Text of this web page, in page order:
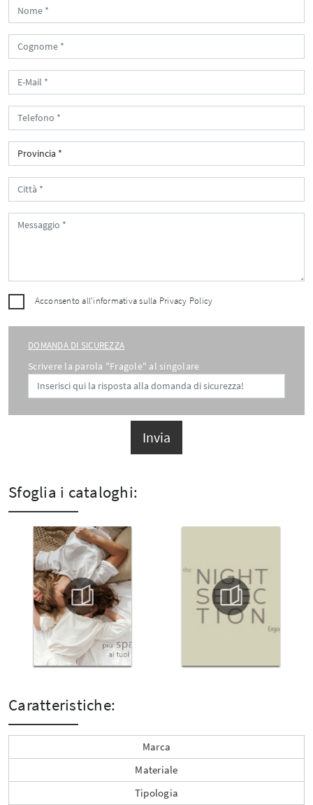
Acconsento all'informativa sulla Privacy Policy
DOMANDA DI SICUREZZA
Scrivere la parola "Fragole" al singolare
Invia
Sfoglia i cataloghi:
Caratteristiche:
Marca
Materiale
Tipologia